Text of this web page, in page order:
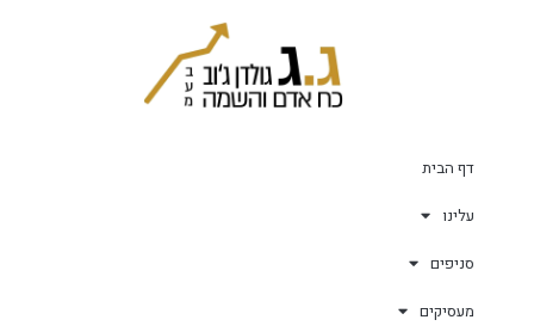
דף הבית
עלינו
סניפים
מעסיקים